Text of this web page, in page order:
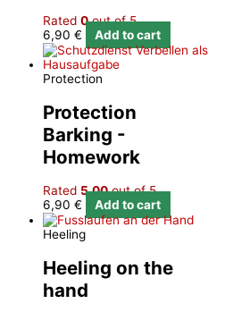
Rated 0out of 5
6,90 € Add to cart
Protection
Protection
Barking -
Homework
Rated 5.00out of 5
6,90 € Add to cart
Heeling
Heeling on the
hand